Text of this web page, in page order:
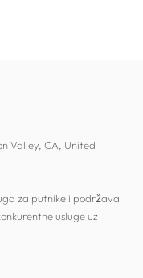
Valley, CA, United
za putnike i podržava
usluge uz